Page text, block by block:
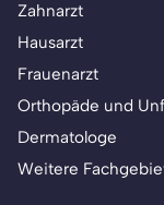
Zahnarzt
Hausarzt
Frauenarzt
Orthopäde und
Dermatologe
Weitere